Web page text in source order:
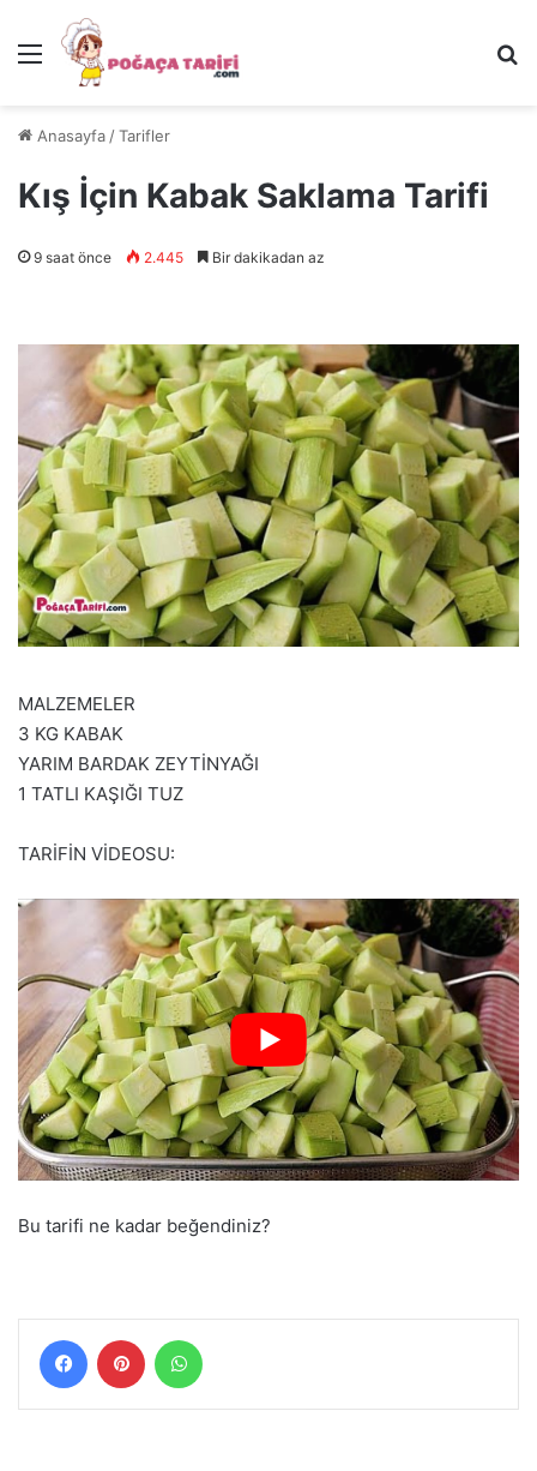
Menü
Anasayfa /Tarifler
Kış İçin Kabak Saklama Tarifi
9 saat önce 2.445 Bir dakikadan az
MALZEMELER
3 KG KABAK
YARIM BARDAK ZEYTİNYAĞI
1 TATLI KAŞIĞI TUZ
TARİFİN VİDEOSU:
Bu tarifi ne kadar beğendiniz?
FacebookPinterest